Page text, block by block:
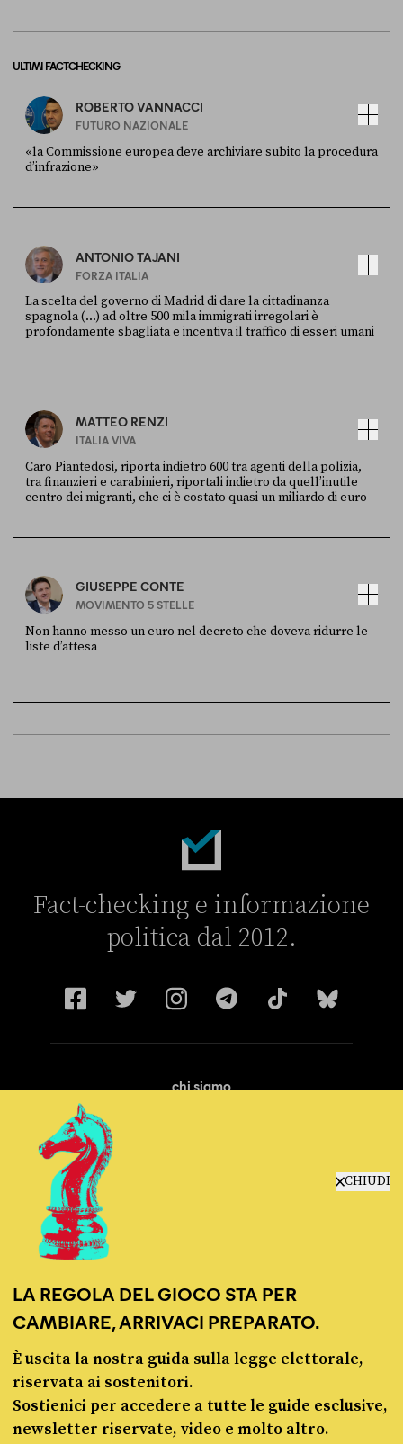
CHIUDI
LA REGOLA DEL GIOCO STA PER
CAMBIARE, ARRIVACI PREPARATO.
È uscita la nostra guida sulla legge elettorale,
riservata ai sostenitori.
Sostienici per accedere a tutte le guide esclusive,
newsletter riservate, video e molto altro.
ULTIMI FACT-CHECKING
ROBERTO VANNACCI
FUTURO NAZIONALE
«la Commissione europea deve archiviare subito la procedura
d’infrazione»
ANTONIO TAJANI
FORZA ITALIA
La scelta del governo di Madrid di dare la cittadinanza
spagnola (...) ad oltre 500 mila immigrati irregolari è
profondamente sbagliata e incentiva il traffico di esseri umani
MATTEO RENZI
ITALIA VIVA
Caro Piantedosi, riporta indietro 600 tra agenti della polizia,
tra finanzieri e carabinieri, riportali indietro da quell’inutile
centro dei migranti, che ci è costato quasi un miliardo di euro
GIUSEPPE CONTE
MOVIMENTO 5 STELLE
Non hanno messo un euro nel decreto che doveva ridurre le
liste d’attesa
Fact-checking e informazione
politica dal 2012.
chi siamo
© Pagella Politica 2012 - 2026
Pagella Politica è una testata registrata presso il Tribunale di Milano, n. 55 del 8
marzo 2021. ISSN 2974-9387